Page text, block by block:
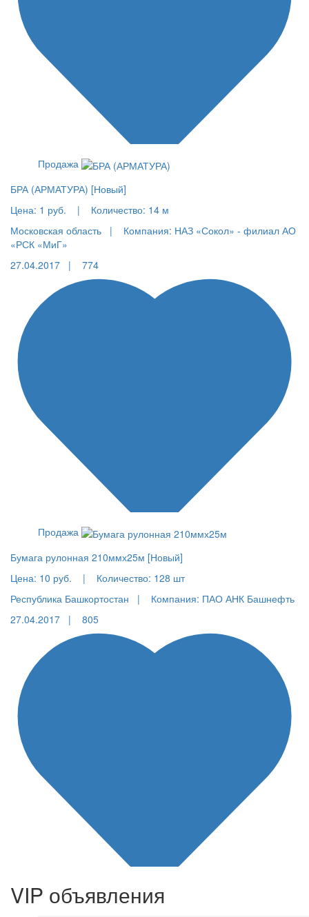
Продажа
БРА (АРМАТУРА) [Новый]
Цена: 1 руб. | Количество: 14 м
Московская область |
Компания: НАЗ «Сокол» - филиал АО
«РСК «МиГ»
27.04.2017 |
774
Продажа
Бумага рулонная 210ммх25м [Новый]
Цена: 10 руб. | Количество: 128 шт
Республика Башкортостан |
Компания: ПАО АНК Башнефть
27.04.2017 |
805
VIP объявления